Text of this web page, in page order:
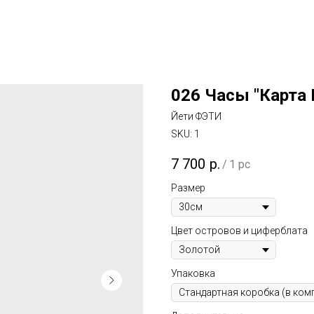
026 Часы "Карта
Йети ФЭТИ
SKU: 1
7 700 р. / 1 pc
Размер
Цвет островов и циферблата
Упаковка